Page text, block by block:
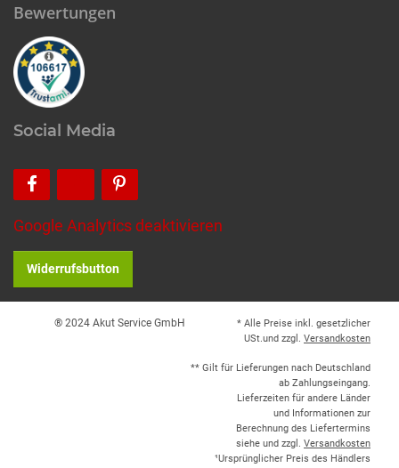
Bewertungen
Social Media
Google Analytics deaktivieren
Widerrufsbutton
® 2024 Akut Service GmbH
* Alle Preise inkl. gesetzlicher
USt.und zzgl. Versandkosten
** Gilt für Lieferungen nach Deutschland
ab Zahlungseingang.
Lieferzeiten für andere Länder
und Informationen zur
Berechnung des Liefertermins
siehe und zzgl. Versandkosten
¹Ursprünglicher Preis des Händlers